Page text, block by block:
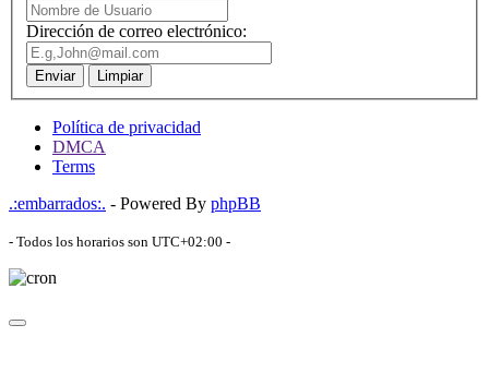
Dirección de correo electrónico:
Enviar Limpiar
Política de privacidad
DMCA
Terms
.:embarrados:. - Powered By phpBB
- Todos los horarios son UTC+02:00 -